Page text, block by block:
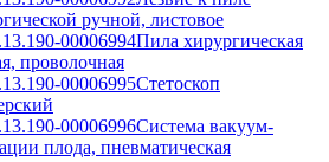
ручной, листовое
00006994Пила хирургическая
проволочная
00006995Стетоскоп
00006996Система вакуум-
плода, пневматическая